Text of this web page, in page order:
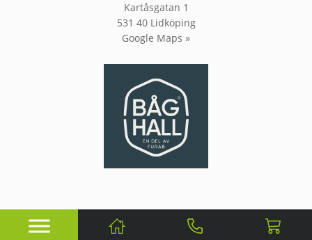
Kartåsgatan 1
531 40 Lidköping
Google Maps »
Webbsida av Knockout Webbyrå